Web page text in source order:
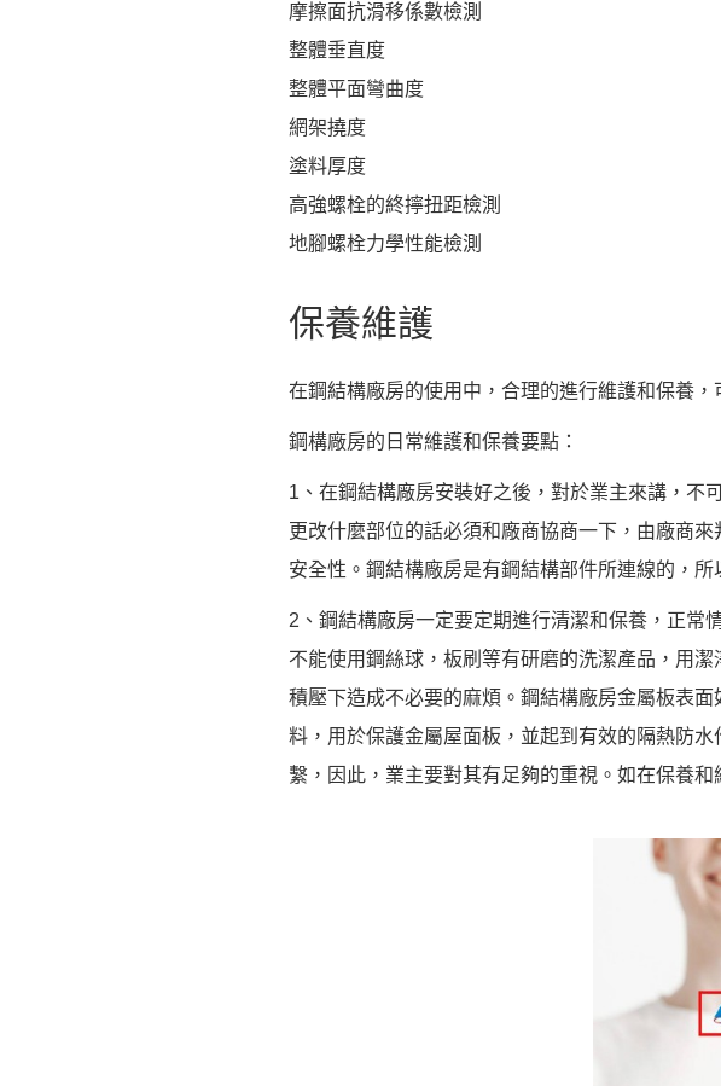
摩擦面抗滑移係數檢測
整體垂直度
整體平面彎曲度
網架撓度
塗料厚度
高強螺栓的終擰扭距檢測
地腳螺栓力學性能檢測
保養維護
在鋼結構廠房的使用中，合理的進行維護和保養，
鋼構廠房的日常維護和保養要點：
1、在鋼結構廠房安裝好之後，對於業主來講，不
更改什麼部位的話必須和廠商協商一下，由廠商
安全性。鋼結構廠房是有鋼結構部件所連線的，
2、鋼結構廠房一定要定期進行清潔和保養，正常
不能使用鋼絲球，板刷等有研磨的洗潔產品，用
積壓下造成不必要的麻煩。鋼結構廠房金屬板表
料，用於保護金屬屋面板，並起到有效的隔熱防
繫，因此，業主要對其有足夠的重視。如在保養